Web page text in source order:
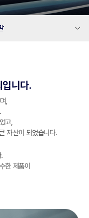
치
길
니다.
,
고,
자산이 되었습니다.
한 제품이